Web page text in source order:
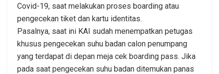
Covid-19, saat melakukan proses boarding atau
pengecekan tiket dan kartu identitas.
Pasalnya, saat ini KAI sudah menempatkan petugas
khusus pengecekan suhu badan calon penumpang
yang terdapat di depan meja cek boarding pass. Jika
pada saat pengecekan suhu badan ditemukan panas